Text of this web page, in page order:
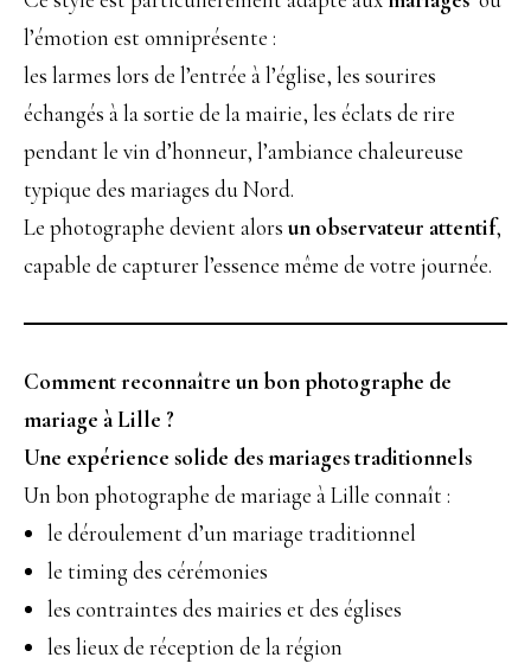
l’émotion est omniprésente :
les larmes lors de l’entrée à l’église, les sourires
échangés à la sortie de la mairie, les éclats de rire
pendant le vin d’honneur, l’ambiance chaleureuse
typique des mariages du Nord.
Le photographe devient alors un observateur attentif,
capable de capturer l’essence même de votre journée.
Comment reconnaître un bon photographe de
mariage à Lille ?
Une expérience solide des mariages traditionnels
Un bon photographe de mariage à Lille connaît :
le déroulement d’un mariage traditionnel
le timing des cérémonies
les contraintes des mairies et des églises
les lieux de réception de la région